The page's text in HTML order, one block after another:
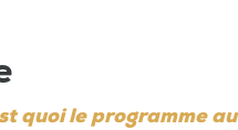
quoi le programme au